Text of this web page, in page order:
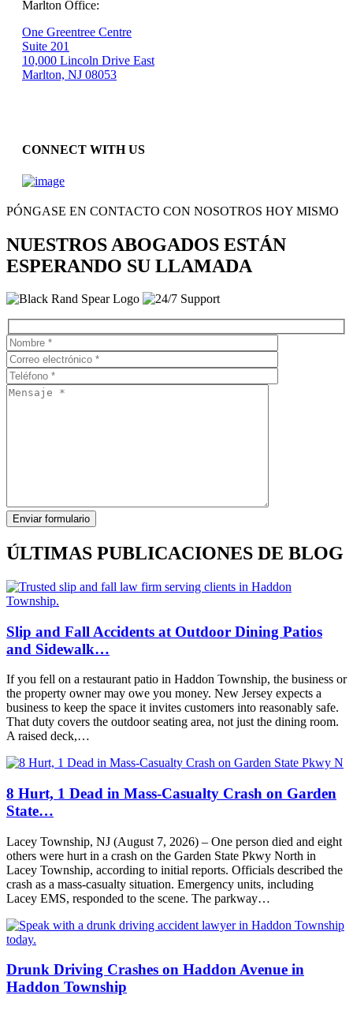
Marlton Office:
One Greentree Centre
Suite 201
10,000 Lincoln Drive East
Marlton, NJ 08053
CONNECT WITH US
PÓNGASE EN CONTACTO CON NOSOTROS HOY MISMO
NUESTROS ABOGADOS ESTÁN
ESPERANDO SU LLAMADA
ÚLTIMAS PUBLICACIONES DE BLOG
Slip and Fall Accidents at Outdoor Dining Patios
and Sidewalk…
If you fell on a restaurant patio in Haddon Township, the business or
the property owner may owe you money. New Jersey expects a
business to keep the space it invites customers into reasonably safe.
That duty covers the outdoor seating area, not just the dining room.
A raised deck,…
8 Hurt, 1 Dead in Mass-Casualty Crash on Garden
State…
Lacey Township, NJ (August 7, 2026) – One person died and eight
others were hurt in a crash on the Garden State Pkwy North in
Lacey Township, according to initial reports. Officials described the
crash as a mass-casualty situation. Emergency units, including
Lacey EMS, responded to the scene. The parkway…
Drunk Driving Crashes on Haddon Avenue in
Haddon Township